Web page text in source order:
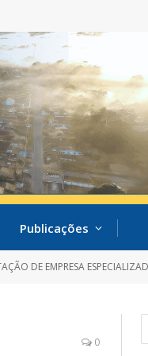
Publicações
ÁREA DE CONSTRUÇÃO CIVIL PARA
0